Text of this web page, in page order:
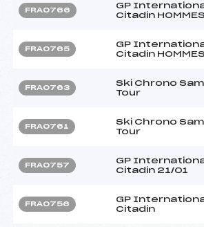
FRA0766
GP
Citadin HOMMES
FRA0765
GP
Citadin HOMMES
FRA0763
Ski Chrono
Tour
FRA0761
Ski Chrono
Tour
FRA0757
GP
Citadin 21/01
FRA0756
GP
Citadin